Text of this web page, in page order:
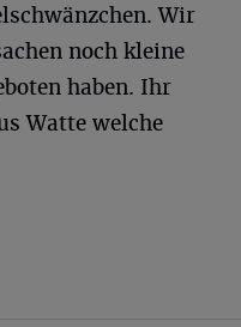
Wir
noch kleine
haben. Ihr
Watte welche